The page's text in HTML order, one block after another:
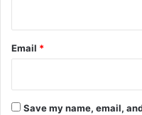
Email *
Save my name, email,